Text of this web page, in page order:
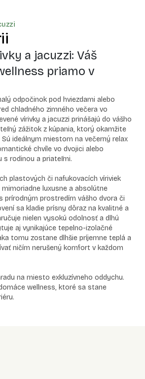
a jacuzzi: Váš
priamo v
odpočinok pod hviezdami alebo
chladného zimného večera vo
vírivky a jacuzzi prinášajú do vášho
zážitok z kúpania, ktorý okamžite
ideálnym miestom na večerný relax
chvíle vo dvojici alebo
s rodinou a priateľmi.
plastových či nafukovacích víriviek
luxusne a absolútne
prírodným prostredím vášho dvora či
sa kladie prísny dôraz na kvalitné a
nielen vysokú odolnosť a dlhú
aj vynikajúce tepelno-izolačné
tomu zostane dlhšie príjemne teplá a
ničím nerušený komfort v každom
na miesto exkluzívneho oddychu.
wellness, ktoré sa stane